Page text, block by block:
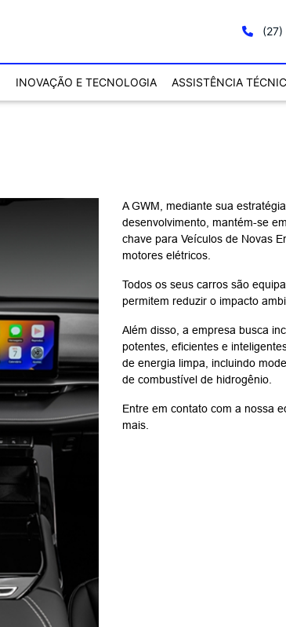
INOVAÇÃO E TECNOLOGIA ASSISTÊNCIA
A GWM, mediante sua
desenvolvimento, mantém-se
chave para Veículos de Novas
motores elétricos.
Todos os seus carros são
permitem reduzir o impacto
Além disso, a empresa busca
potentes, eficientes e
de energia limpa, incluindo
de combustível de hidrogênio.
Entre em contato com a nossa
mais.